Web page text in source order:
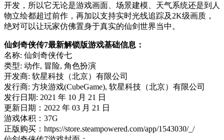
开发，所以它无论是游戏画面、场景建模、天气系统还是到人
物立绘都超过前作，再加以支持实时光线追踪及2K级画质，
绝对可以让玩家仿佛置身于真实的仙剑世界当中。
仙剑奇侠传7最新解锁版游戏基础信息：
名称: 仙剑奇侠传七
类型: 动作, 冒险, 角色扮演
开发商: 软星科技（北京）有限公司
发行商: 方块游戏(CubeGame), 软星科技（北京）有限公司
发行日期: 2021 年 10 月 21 日
更新日期：2022 年 03 月 21 日
游戏体积：37G
正版购买：https://store.steampowered.com/app/1543030/_/